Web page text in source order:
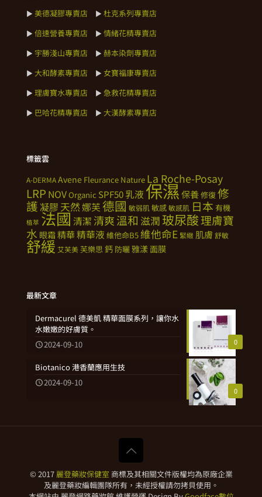
► 美德凝膠專賣店 ► 杜克系列專賣店
► 倍速營養專賣店 ► 情緒花精專賣店
► 宇勝淺山專賣店 ► 赫本染劑專賣店
► 大和酵素專賣店 ► 女寶福康專賣店
► 理膚寶水專賣店 ► 急救花精專賣店
► 巴哈花精專賣店 ► 大漢酵素專賣店
標籤雲
A-DERMAAvene Fleurance Nature La Roche-Posay
LRP NOVOrganic SPF50乳液 保濕保養修復修
護凝膠 天然娜芙德國 敏弱肌敏感敏感肌 日本 有機
植萃 法國清潔 清爽溫和 滋潤 玻尿酸理膚寶
水 眼霜 精華精華液 維他命B5 維他命E 緊緻 肌膚 舒敏
舒緩 艾芙美芙樂思鈣 防曬雅漾面膜
最新文章
0
Dermacurel 德美凱 精華面膜系列，讓你水
水嫩嫩的好膚質。
2024-09-10
0
Biotanico 港香蘭應用生技
2024-09-10
© 2017 麗登藥妝保健室 商標及其相關文件版權均為原廠企業
及麗登藥妝編輯團隊所有，未經授權請勿拷貝使用。